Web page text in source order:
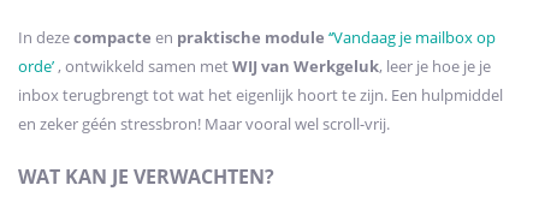
In dezecompacte en praktische module ‘‘Vandaag je mailbox op
orde’, ontwikkeld samen metWIJ van Werkgeluk, leer je hoe je je
inbox terugbrengt tot wat het eigenlijk hoort te zijn. Een hulpmiddel
en zeker géén stressbron! Maar vooral wel scroll-vrij.
WAT KAN JE VERWACHTEN?